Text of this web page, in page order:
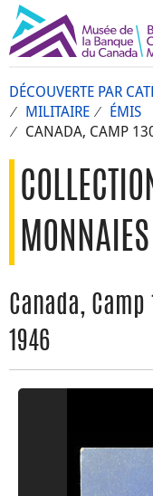
DÉCOUVERTE PAR
MILITAIRE
ÉMIS
CANADA, CAMP
MONNAIES
Canada,
1946